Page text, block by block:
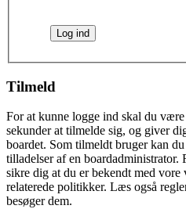
Tilmeld
For at kunne logge ind skal du
sekunder at tilmelde sig, og giver
boardet. Som tilmeldt bruger kan
tilladelser af en boardadministrator.
sikre dig at du er bekendt med
relaterede politikker. Læs også
besøger dem.